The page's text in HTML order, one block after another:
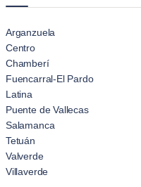
Arganzuela
Centro
Chamberí
Fuencarral-El Pardo
Latina
Puente de Vallecas
Salamanca
Tetuán
Valverde
Villaverde